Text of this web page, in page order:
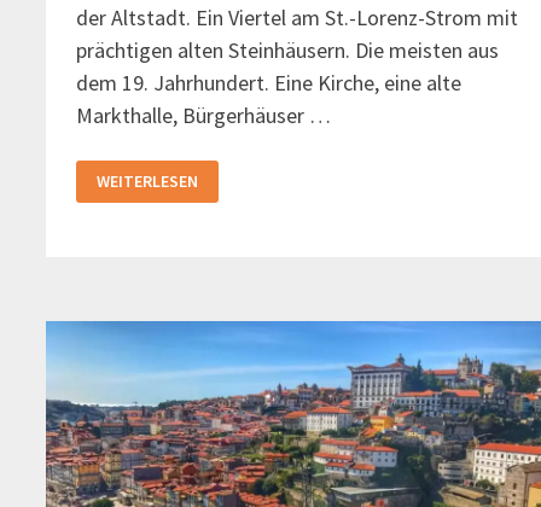
der Altstadt. Ein Viertel am St.-Lorenz-Strom mit
prächtigen alten Steinhäusern. Die meisten aus
dem 19. Jahrhundert. Eine Kirche, eine alte
Markthalle, Bürgerhäuser …
ALTSTADT
IN
WEITERLESEN